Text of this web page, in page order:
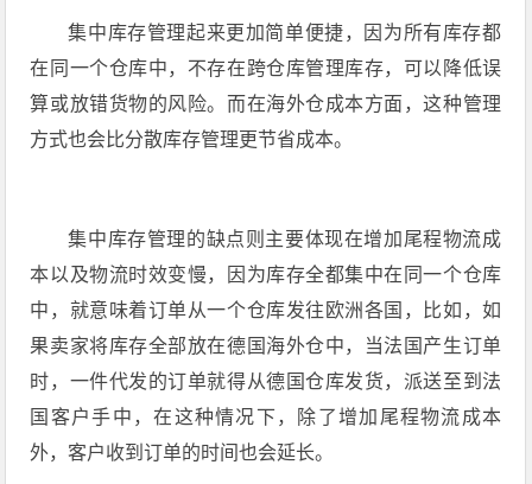
集中库存管理起来更加简单便捷，因为所有库存都
在同一个仓库中，不存在跨仓库管理库存，可以降低误
算或放错货物的风险。而在海外仓成本方面，这种管理
方式也会比分散库存管理更节省成本。
集中库存管理的缺点则主要体现在增加尾程物流成
本以及物流时效变慢，因为库存全都集中在同一个仓库
中，就意味着订单从一个仓库发往欧洲各国，比如，如
果卖家将库存全部放在德国海外仓中，当法国产生订单
时，一件代发的订单就得从德国仓库发货，派送至到法
国客户手中，在这种情况下，除了增加尾程物流成本
外，客户收到订单的时间也会延长。